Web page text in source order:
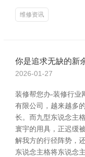
维修资讯
你是追求无缺的新
2026-01-27
装修帮您办-装修行业
有限公司，越来越多
长。而九型东说念主
寰宇的用具，正迟缓
解我方的行径阵势，
东说念主格将东说念